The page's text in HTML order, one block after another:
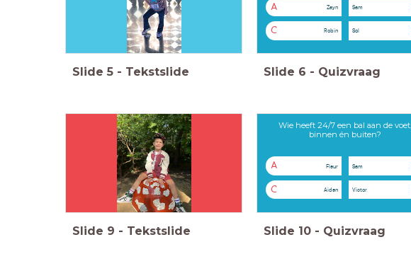
Slide 5 - Tekstslide
A Zayn Sam
C Robin Sol
Slide 6 - Quizvraag
Slide 9 - Tekstslide
Wie heeft 24/7 een bal aan de voet,
binnen én buiten?
A Fleur Sam
C Aiden Victor
Slide 10 - Quizvraag